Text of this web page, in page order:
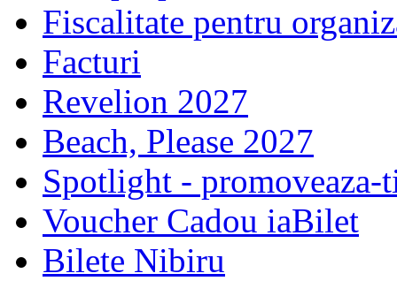
Fiscalitate pentru
Facturi
Revelion 2027
Beach, Please 2027
Spotlight - promoveaza-
Voucher Cadou iaBilet
Bilete Nibiru